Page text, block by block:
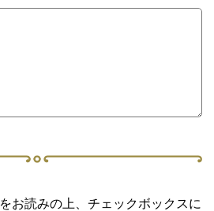
をお読みの上、チェックボックスに